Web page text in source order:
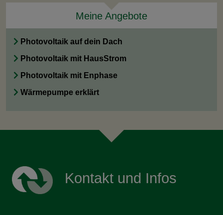
Meine Angebote
Photovoltaik auf dein Dach
Photovoltaik mit HausStrom
Photovoltaik mit Enphase
Wärmepumpe erklärt
Kontakt und Infos